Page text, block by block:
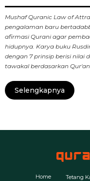
Mushaf Quranic Law of
pengalaman baru
afirmasi Qurani agar
hidupnya. Karya buku
dengan 7 prinsip berisi nilai
tawakal berdasarkan Qur'an
Selengkapnya
Home Tetang